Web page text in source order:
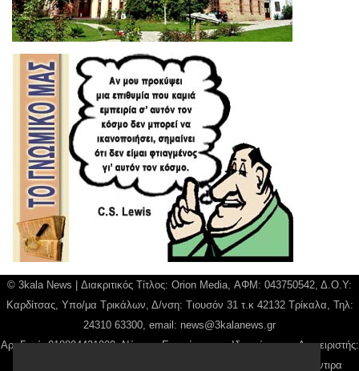
© 3kala News | Διακριτικός Τίτλος: Orion Media, ΑΦΜ: 043750542, Δ.Ο.Υ:
Καρδίτσας, Υπο/μα Τρικάλων, Δ/νση: Τιουσόν 31 τ.κ 42132 Τρίκαλα, Τηλ:
24310 63300, email: news@3kalanews.gr
Αρ. Γεμή: 018804431000, Νόμιμος Εκπρόσωπος, Ιδιοκτήτης και Διαχειριστής:
Παναγιώτης Φιλίππου, Διευθύντρια: Γιαννουσά Βασιλική, Διευθύντιρα